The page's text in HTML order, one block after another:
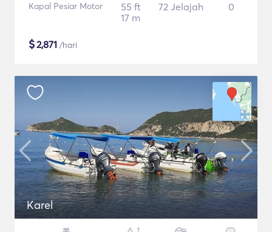
Kapal Pesiar Motor
55 ft
17 m
72 Jelajah 0
$2,871 /hari
Karel